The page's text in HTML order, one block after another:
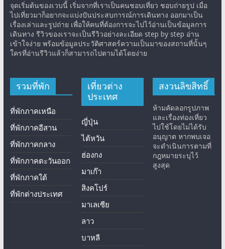
จุดเริ่มต้นของเวบนี้ เริ่มจากที่เราเป็นคนชอบเที่ยว ชอบถ่ายรูป เมื่อ
ไปเที่ยวมาก็อยากจะแบ่งปันประสบการณ์การเดินทาง ออกมาเป็น
เรื่องเล่าและรูปถ่าย เพื่อให้คนที่ต้องการจะไปไว้อ่านเป็นข้อมูลการ
เดินทาง รีวิวของเราจะเป็นรีวิวอย่างละเอียด step by step อ่าน
เข้าใจง่าย พร้อมข้อมูลประวัติศาสตร์ความเป็นมาของสถานที่นั้นๆ
ใครที่อ่านรีวิวแล้วก็สามารถไปตามได้โดยง่าย
รวมที่พัก
ที่พักภาคเหนือ
ที่พักภาคอีสาน
ที่พักภาคกลาง
ที่พักภาคตะวันออก
ที่พักภาคใต้
ที่พักต่างประเทศ
เที่ยวต่าง
ประเทศ
ญี่ปุ่น
ไต้หวัน
ฮ่องกง
มาเก๊า
สิงคโปร์
มาเลเซีย
ลาว
บาหลี
สงวนลิขสิทธิ์
ห้ามคัดลอกรูปภาพ
และเรื่องท่องเที่ยว
ไปใช้โดยไม่ได้รับ
อนุญาต หากพบเจอ
จะดำเนินการตามที่
กฎหมายระบุไว้
สูงสุด